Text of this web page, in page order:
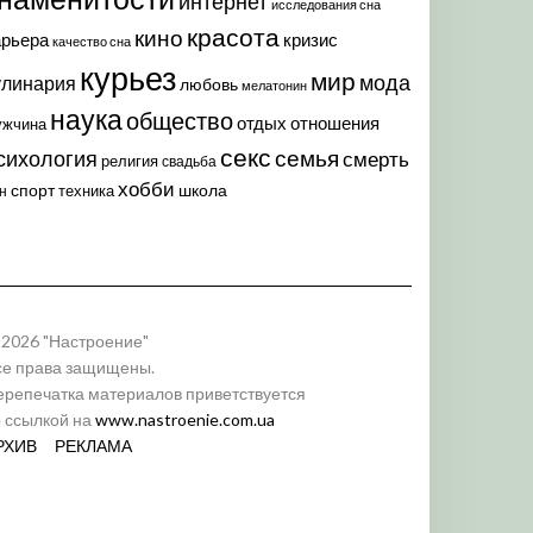
исследования сна
качество сна кино красота кризис
курьез любовь мелатонин мир мода
наукаобществоотдых отношения
религия свадьба секссемья смерть
спорттехникахобби школа
"Настроение"
права защищены.
материалов приветствуется
ссылкой на www.nastroenie.com.ua
РЕКЛАМА